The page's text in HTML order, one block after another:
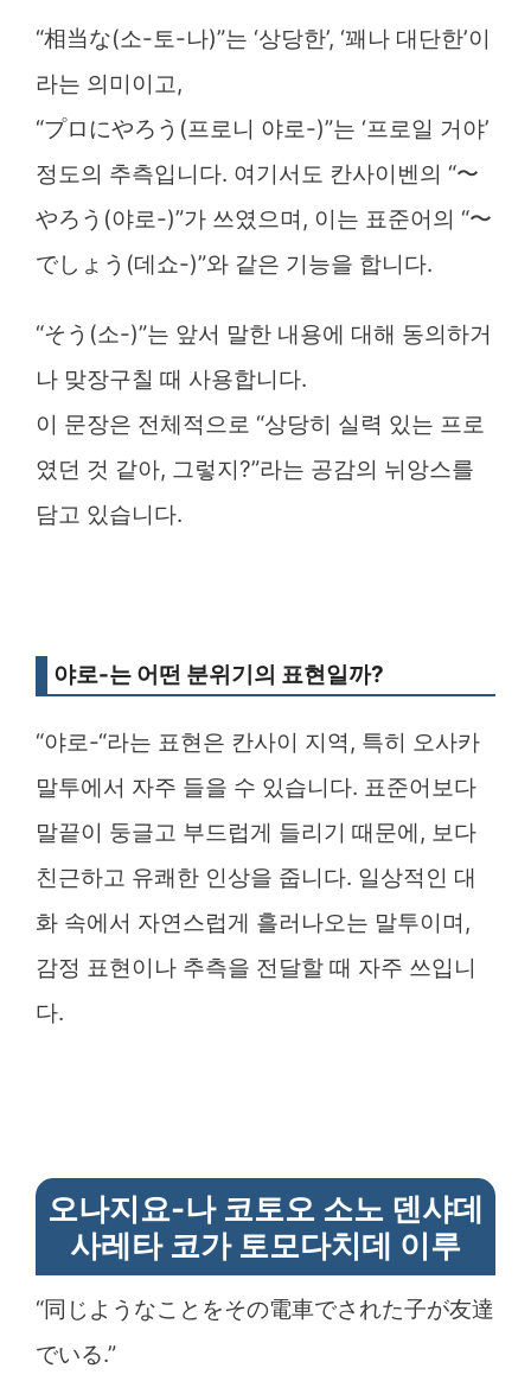
“相当な(소-토-나)”는 ‘상당한’, ‘꽤나 대단한’이
라는 의미이고,
“プロにやろう(프로니 야로-)”는 ‘프로일 거야’
정도의 추측입니다. 여기서도 칸사이벤의 “〜
やろう(야로-)”가 쓰였으며, 이는 표준어의 “〜
でしょう(데쇼-)”와 같은 기능을 합니다.
“そう(소-)”는 앞서 말한 내용에 대해 동의하거
나 맞장구칠 때 사용합니다.
이 문장은 전체적으로 “상당히 실력 있는 프로
였던 것 같아, 그렇지?”라는 공감의 뉘앙스를
담고 있습니다.
야로-는 어떤 분위기의 표현일까?
“야로-“라는 표현은 칸사이 지역, 특히 오사카
말투에서 자주 들을 수 있습니다. 표준어보다
말끝이 둥글고 부드럽게 들리기 때문에, 보다
친근하고 유쾌한 인상을 줍니다. 일상적인 대
화 속에서 자연스럽게 흘러나오는 말투이며,
감정 표현이나 추측을 전달할 때 자주 쓰입니
다.
오나지요-나 코토오 소노 덴샤데
사레타 코가 토모다치데 이루
“同じようなことをその電車でされた子が友達
でいる.”